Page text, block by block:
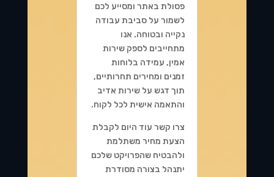
פסולת באתר ומסייע לכם
לשמור על סביבת עבודה
נקייה ובטוחה. אנו
מתחייבים לספק שירות
אמין, עמידה בלוחות
זמנים ומחירים תחרותיים,
תוך דגש על שירות אדיב
והתאמה אישית לכל לקוח.
צרו קשר עוד היום לקבלת
הצעת מחיר משתלמת
ולהבטיח שהפרויקט שלכם
יתנהל בצורה מסודרת